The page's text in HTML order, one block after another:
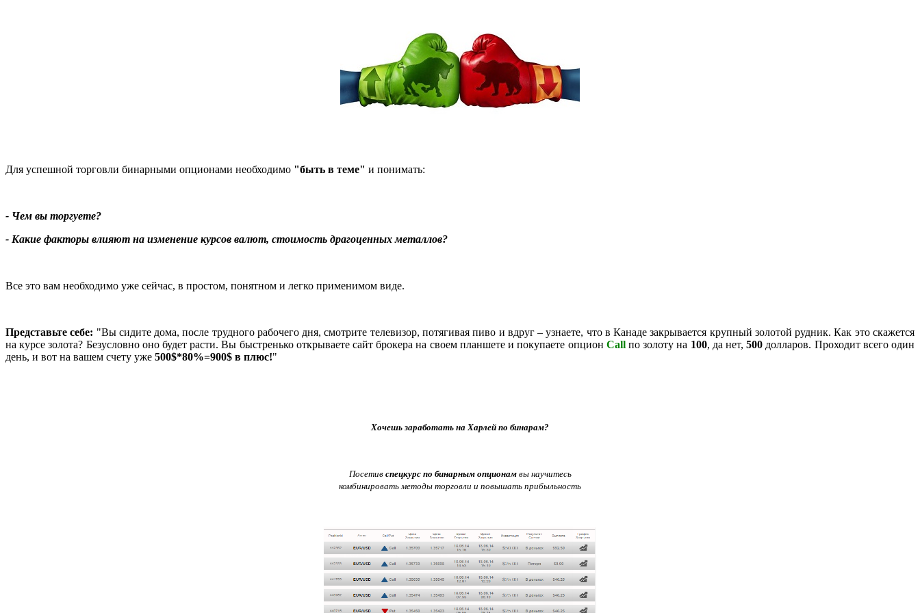
Для успешной торговли бинарными опционами необходимо "быть в теме" и понимать:
- Чем вы торгуете?
- Какие факторы влияют на изменение курсов валют, стоимость драгоценных металлов?
Все это вам необходимо уже сейчас, в простом, понятном и легко применимом виде.
Представьте себе: "Вы сидите дома, после трудного рабочего дня, смотрите телевизор, потягивая пиво и вдруг – узнаете, что в Канаде закрывается крупный золотой рудник. Как это скажется
на курсе золота? Безусловно оно будет расти. Вы быстренько открываете сайт брокера на своем планшете и покупаете опцион Call по золоту на 100, да нет,500 долларов. Проходит всего один
день, и вот на вашем счету уже 500$*80%=900$ в плюс!"
Хочешь заработать на Харлей по бинарам?
Посетив спецкурс по бинарным опционамвы научитесь
комбинировать методы торговли и повышать прибыльность